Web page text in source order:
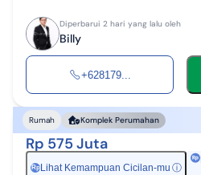
Diperbarui 2 hari yang lalu oleh
Billy
+628179...
Rumah Komplek Perumahan
Rp 575 Juta
Rp Lihat Kemampuan Cicilan-mu ⓘ